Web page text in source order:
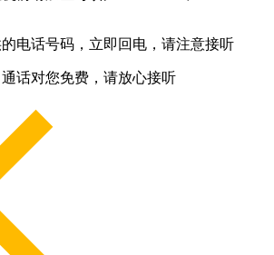
电话号码，立即回电，请注意接听
话对您免费，请放心接听